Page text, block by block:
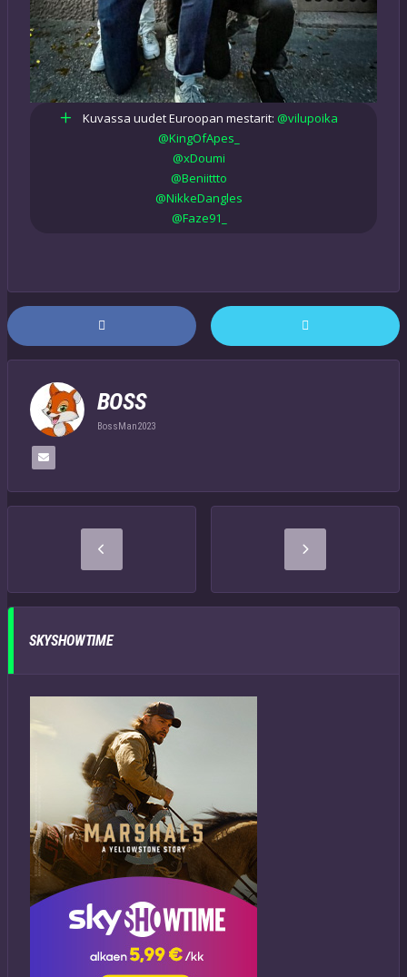
Kuvassa uudet Euroopan mestarit: @vilupoika
@KingOfApes_
@xDoumi
@Beniittto
@NikkeDangles
@Faze91_
BOSS
BossMan2023
SKYSHOWTIME